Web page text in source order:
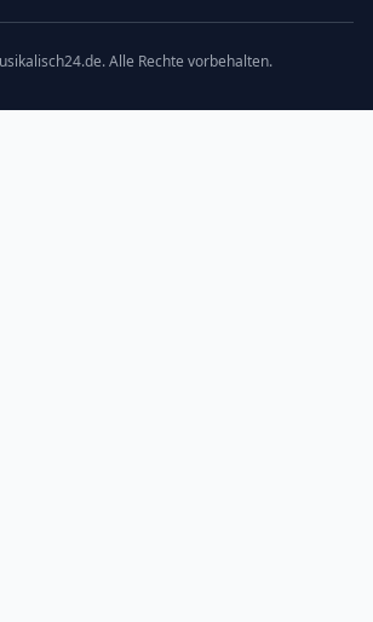
Alle Rechte vorbehalten.